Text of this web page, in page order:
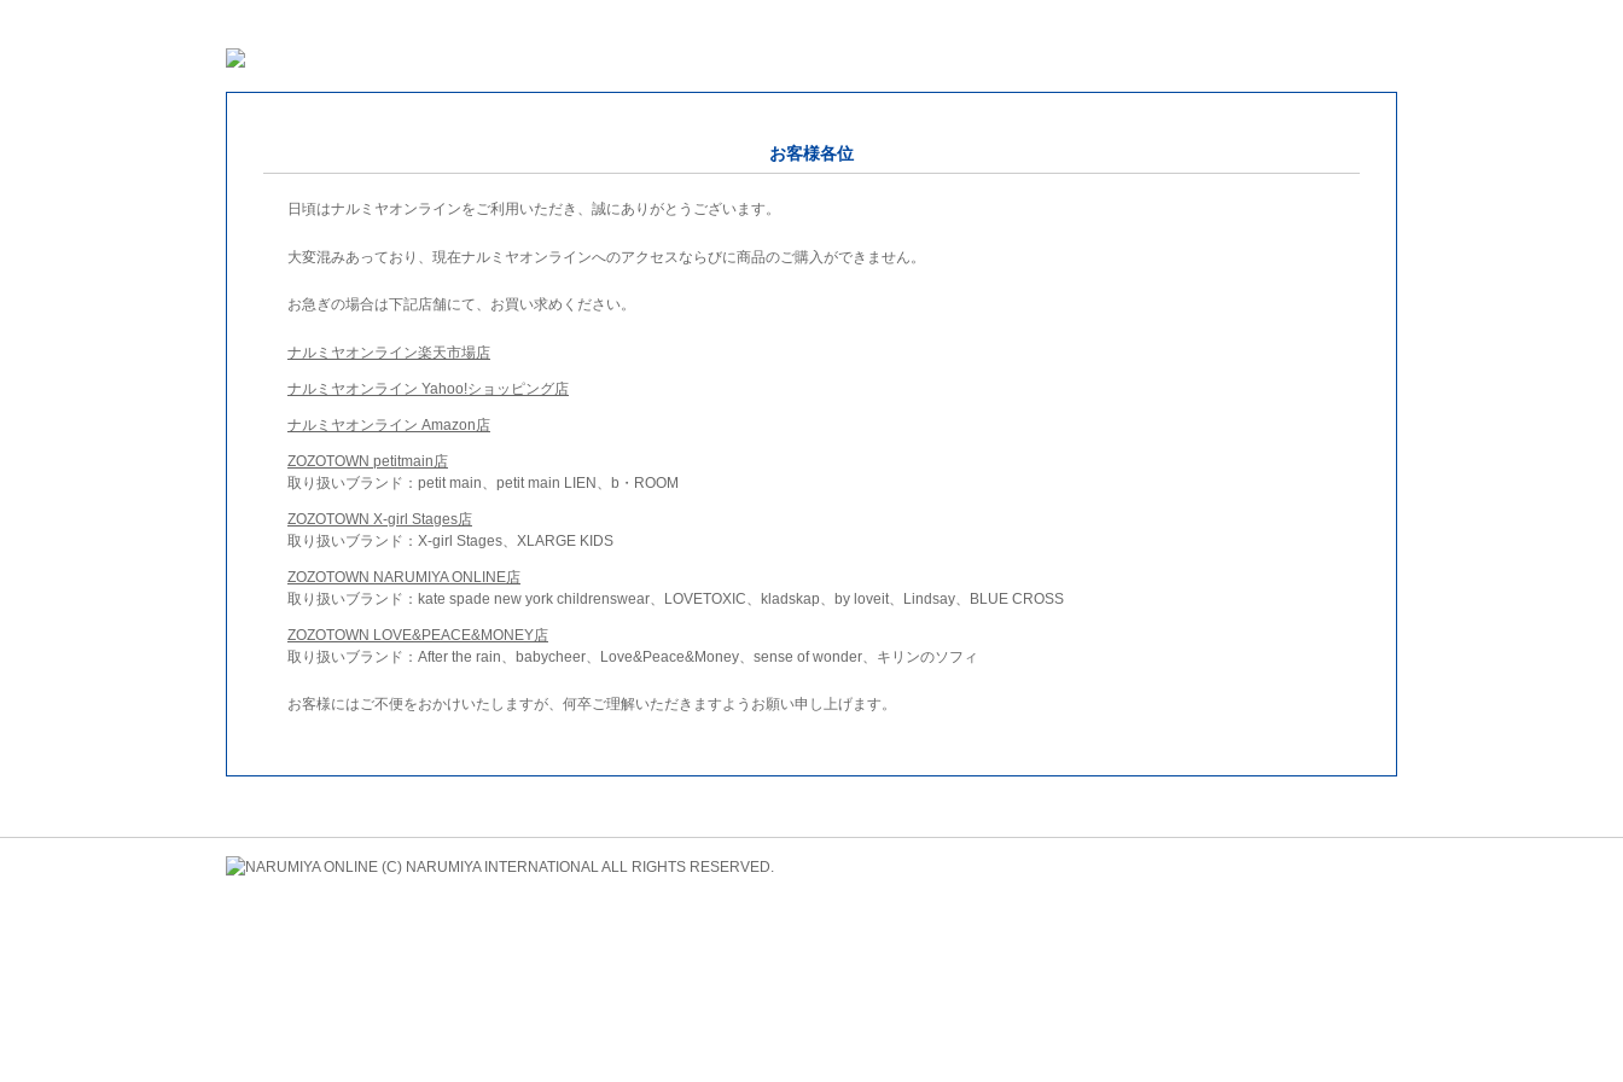
お客様各位
日頃はナルミヤオンラインをご利用いただき、誠にありがとうございます。
大変混みあっており、現在ナルミヤオンラインへのアクセスならびに商品のご購入ができません。
お急ぎの場合は下記店舗にて、お買い求めください。
ナルミヤオンライン楽天市場店
ナルミヤオンライン Yahoo!ショッピング店
ナルミヤオンライン Amazon店
ZOZOTOWN petitmain店
取り扱いブランド：petit main、petit main LIEN、b・ROOM
ZOZOTOWN X-girl Stages店
取り扱いブランド：X-girl Stages、XLARGE KIDS
ZOZOTOWN NARUMIYA ONLINE店
取り扱いブランド：kate spade new york childrenswear、LOVETOXIC、kladskap、by loveit、Lindsay、BLUE CROSS
ZOZOTOWN LOVE&PEACE&MONEY店
取り扱いブランド：After the rain、babycheer、Love&Peace&Money、sense of wonder、キリンのソフィ
お客様にはご不便をおかけいたしますが、何卒ご理解いただきますようお願い申し上げます。